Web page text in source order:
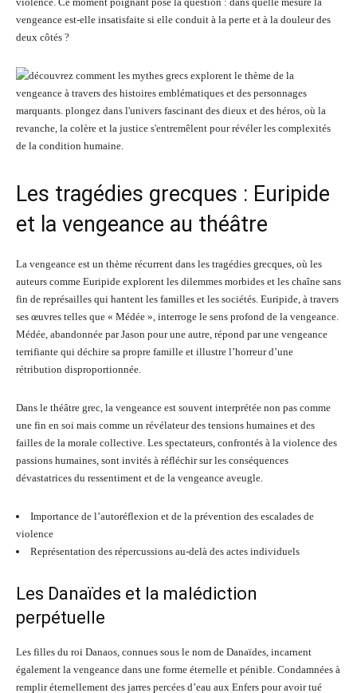
vengeance est-elle insatisfaite si elle conduit à la perte et à la douleur des
deux côtés ?
Les tragédies grecques : Euripide
et la vengeance au théâtre
La vengeance est un thème récurrent dans les tragédies grecques, où les
auteurs comme Euripide explorent les dilemmes morbides et les chaîne sans
fin de représailles qui hantent les familles et les sociétés. Euripide, à travers
ses œuvres telles que « Médée », interroge le sens profond de la vengeance.
Médée, abandonnée par Jason pour une autre, répond par une vengeance
terrifiante qui déchire sa propre famille et illustre l’horreur d’une
rétribution disproportionnée.
Dans le théâtre grec, la vengeance est souvent interprétée non pas comme
une fin en soi mais comme un révélateur des tensions humaines et des
failles de la morale collective. Les spectateurs, confrontés à la violence des
passions humaines, sont invités à réfléchir sur les conséquences
dévastatrices du ressentiment et de la vengeance aveugle.
Importance de l’autoréflexion et de la prévention des escalades de
violence
Représentation des répercussions au-delà des actes individuels
Les Danaïdes et la malédiction
perpétuelle
Les filles du roi Danaos, connues sous le nom de Danaïdes, incarnent
également la vengeance dans une forme éternelle et pénible. Condamnées à
remplir éternellement des jarres percées d’eau aux Enfers pour avoir tué